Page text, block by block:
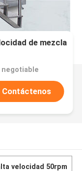
de mezcla
negotiable
Contáctenos
velocidad 50rpm